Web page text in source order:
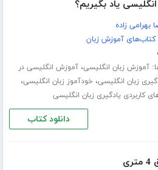
یاد بگیریم؟
بهرامی زاده
کتاب‌های آموزش زبان
آموزش زبان انگلیسی،آموزش انگلیسی در
زبان انگلیسی، خودآموز زبان انگلیسی،
کاربردی یادگیری زبان انگلیسی
دانلود کتاب